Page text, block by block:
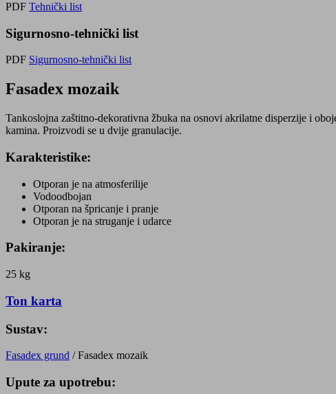
PDF Tehnički list
Sigurnosno-tehnički list
PDF Sigurnosno-tehnički list
Fasadex mozaik
Tankoslojna zaštitno-dekorativna žbuka na osnovi akrilatne disperzije i
kamina. Proizvodi se u dvije granulacije.
Karakteristike:
Otporan je na atmosferilije
Vodoodbojan
Otporan na špricanje i pranje
Otporan je na struganje i udarce
Pakiranje:
25 kg
Ton karta
Sustav:
Fasadex grund / Fasadex mozaik
Upute za upotrebu: